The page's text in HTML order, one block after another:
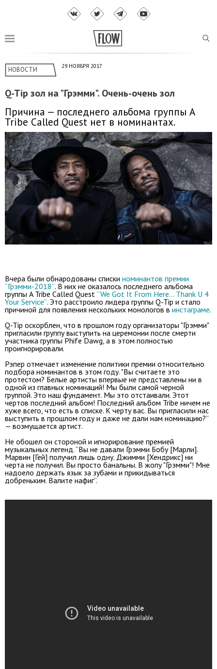
НОВОСТИ 29 НОЯБРЯ 2017
Q-Tip зол на "Грэмми". Очень-очень зол
Причина — последнего альбома группы A
Tribe Called Quest нет в номинантах.
Вчера были обнародованы списки номинантов премии
“Грэмми-2018”. В них не оказалось последнего альбома
группы A Tribe Called Quest “We Got It From Here… Thank U 4
Your Service”. Это расстроило лидера группы Q-Tip и стало
причиной для появления нескольких монологов винстаграме.
Q-Tip оскорблен, что в прошлом году организаторы "Грэмми"
пригласили группу выступить на церемонии после смерти
участника группы Phife Dawg, а в этом полностью
проигнорировали.
Рэпер отмечает изменение политики премии относительно
подбора номинантов в этом году. "Вы считаете это
протестом? Белые артисты впервые не представлены ни в
одной из главных номинаций! Мы были самой черной
группой. Это наш фундамент. Мы это отстаивали. Этот
чертов последний альбом! Последний альбом Tribe ничем не
хуже всего, что есть в списке. К черту вас. Вы пригласили нас
выступить в прошлом году и даже не дали нам номинацию?”
— возмущается артист.
Не обошел он стороной и игнорирование премией
музыкальных легенд. “Вы не давали Грэмми Бобу [Марли].
Марвин [Гей] получил лишь одну. Джимми [Хендрикс] ни
черта не получил. Вы просто банальны. В жопу "Грэмми"! Мне
надоело держать язык за зубами и прикидываться
добреньким. Валите нафиг”.